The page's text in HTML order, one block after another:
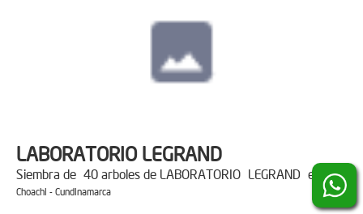
LABORATORIO LEGRAND
Siembra de 40 arboles de LABORATORIO LEGRAND en
Choachi - Cundinamarca